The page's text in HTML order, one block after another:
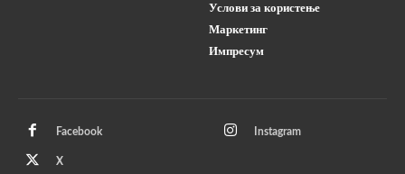
Услови за користење
Маркетинг
Импресум
Facebook Instagram
X